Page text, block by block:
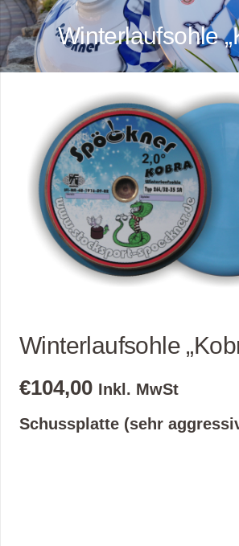
Winterlaufsohle
Winterlaufsohle
€104,00 Inkl. MwSt
Schussplatte (sehr